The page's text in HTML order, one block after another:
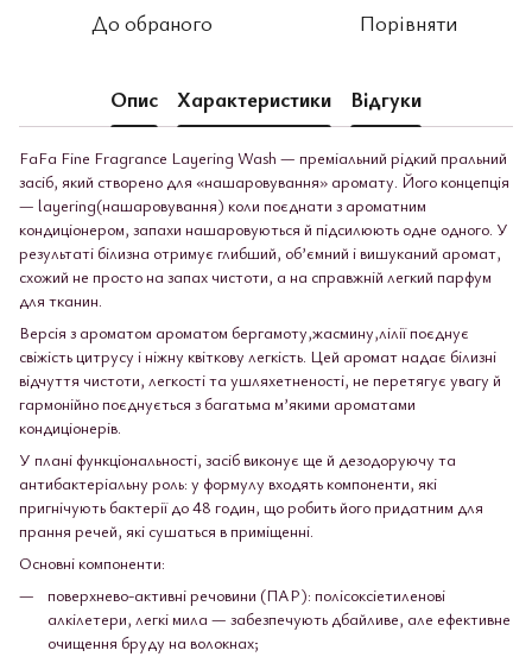
До обраного Порівняти
Опис Характеристики Відгуки
FaFa Fine Fragrance Layering Wash — преміальний рідкий пральний
засіб, який створено для «нашаровування» аромату. Його концепція
— layering(нашаровування) коли поєднати з ароматним
кондиціонером, запахи нашаровуються й підсилюють одне одного. У
результаті білизна отримує глибший, об’ємний і вишуканий аромат,
схожий не просто на запах чистоти, а на справжній легкий парфум
для тканин.
Версія з ароматом ароматом бергамоту,жасмину,лілії поєднує
свіжість цитрусу і ніжну квіткову легкість. Цей аромат надає білизні
відчуття чистоти, легкості та ушляхетненості, не перетягує увагу й
гармонійно поєднується з багатьма м’якими ароматами
кондиціонерів.
У плані функціональності, засіб виконує ще й дезодоруючу та
антибактеріальну роль: у формулу входять компоненти, які
пригнічують бактерії до 48 годин, що робить його придатним для
прання речей, які сушаться в приміщенні.
Основні компоненти:
поверхнево-активні речовини (ПАР): полісоксіетиленові
алкілетери, легкі мила — забезпечують дбайливе, але ефективне
очищення бруду на волокнах;